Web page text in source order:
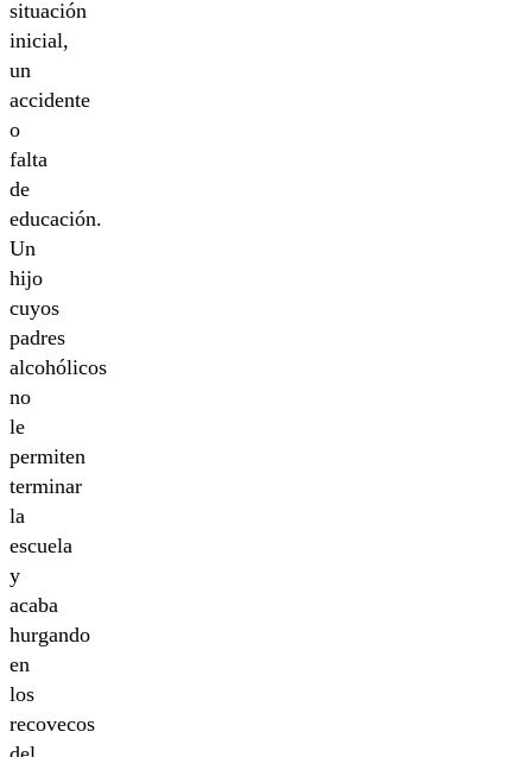
situación
inicial,
un
accidente
o
falta
de
educación.
Un
hijo
cuyos
padres
alcohólicos
no
le
permiten
terminar
la
escuela
y
acaba
hurgando
en
los
recovecos